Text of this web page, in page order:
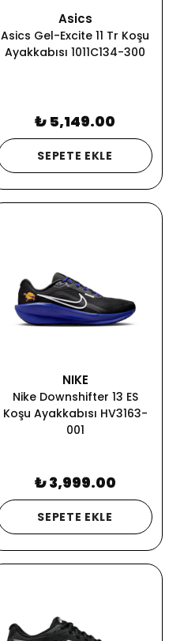
Asics
Asics Gel-Excite 11 Tr Koşu
Ayakkabısı 1011C134-300
₺ 5,149.00
SEPETE EKLE
NIKE
Nike Downshifter 13 ES
Koşu Ayakkabısı HV3163-
001
₺ 3,999.00
SEPETE EKLE